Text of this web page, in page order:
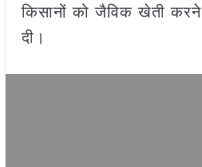
किसानों को जैविक खेती
दी।